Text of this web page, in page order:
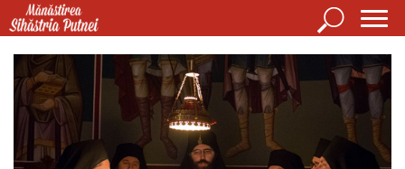
Mergi la conţinutul principal
de
Căutare